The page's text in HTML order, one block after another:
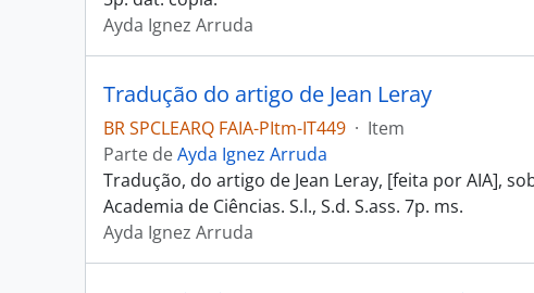
Ayda Ignez Arruda
Tradução do artigo de Jean Leray
BR SPCLEARQ FAIA-PItm-IT449 · Item
Parte deAyda Ignez Arruda
Tradução, do artigo de Jean Leray, [feita por AIA],
Academia de Ciências. S.l., S.d. S.ass. 7p. ms.
Ayda Ignez Arruda